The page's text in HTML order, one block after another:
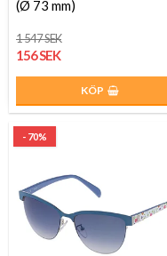
(Ø 73 mm)
1 547 SEK
156 SEK
KÖP
- 70%